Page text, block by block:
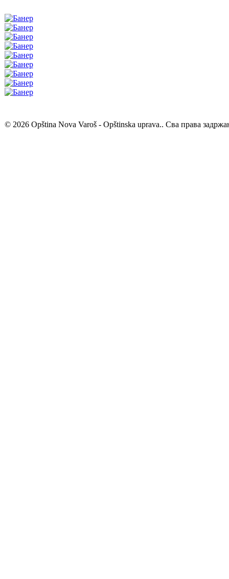
© 2026 Opština Nova Varoš - Opštinska uprava.. Сва права